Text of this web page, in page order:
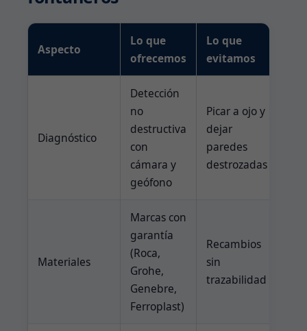
Aspecto
Lo que
ofrecemos
Lo que
evitamos
Diagnóstico
Detección
no
destructiva
con
cámara y
geófono
Picar a ojo y
dejar
paredes
destrozadas
Materiales
Marcas con
garantía
(Roca,
Grohe,
Genebre,
Ferroplast)
Recambios
sin
trazabilidad